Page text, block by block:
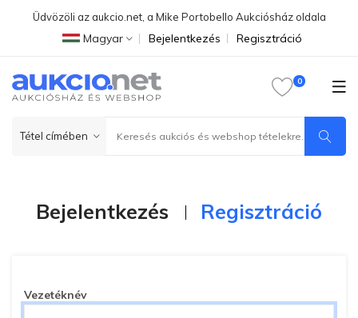
Üdvözöli az aukcio.net, a Mike Portobello Aukciósház oldala
Magyar Bejelentkezés Regisztráció
Bejelentkezés Regisztráció
Vezetéknév